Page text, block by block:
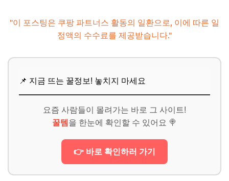
"이 포스팅은 쿠팡 파트너스 활동의 일환으로, 이에 따른 일
정액의 수수료를 제공받습니다."
📌 지금 뜨는 꿀정보! 놓치지 마세요
요즘 사람들이 몰려가는 바로 그 사이트!
꿀템 을 한눈에 확인할 수 있어요 🍭
👉 바로 확인하러 가기